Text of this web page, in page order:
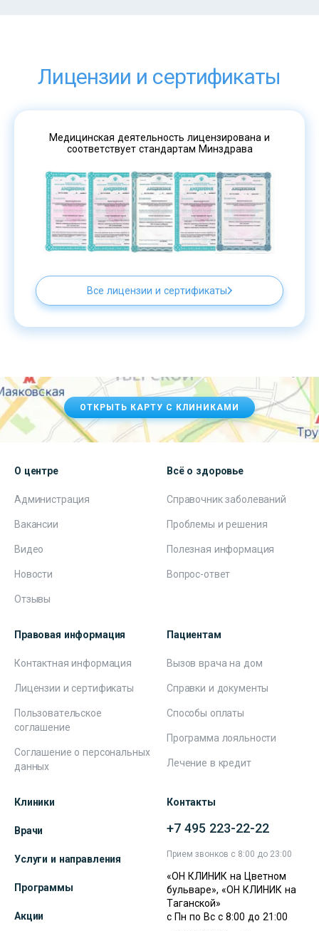
Лицензии и сертификаты
Медицинская деятельность лицензирована и
соответствует стандартам Минздрава
Все лицензии и сертификаты
ОТКРЫТЬ КАРТУ С КЛИНИКАМИ
О центре
Администрация
Вакансии
Видео
Новости
Отзывы
Всё о здоровье
Справочник заболеваний
Проблемы и решения
Полезная информация
Вопрос-ответ
Правовая информация
Контактная информация
Лицензии и сертификаты
Пользовательское
соглашение
Соглашение о персональных
данных
Пациентам
Вызов врача на дом
Справки и документы
Способы оплаты
Программа лояльности
Лечение в кредит
Клиники
Врачи
Услуги и направления
Программы
Акции
Контакты
+7 495 223-22-22
Прием звонков с 8:00 до 23:00
«ОН КЛИНИК на Цветном
бульваре», «ОН КЛИНИК на
Таганской»
с Пн по Вс с 8:00 до 21:00